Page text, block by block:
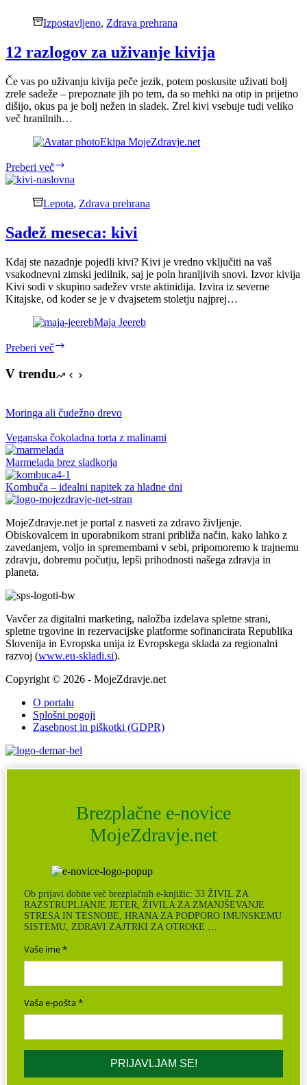
Izpostavljeno, Zdrava prehrana
12 razlogov za uživanje kivija
Če vas po uživanju kivija peče jezik, potem poskusite uživati bolj
zrele sadeže – prepoznate jih po tem, da so mehki na otip in prijetno
dišijo, okus pa je bolj nežen in sladek. Zrel kivi vsebuje tudi veliko
več hranilnih…
Ekipa MojeZdravje.net
Preberi več
razlogov
uživanje
Lepota, Zdrava prehrana
Sadež meseca: kivi
Kdaj ste nazadnje pojedli kivi? Kivi je vredno vključiti na vaš
vsakodnevni zimski jedilnik, saj je poln hranljivih snovi. Izvor kivija
Kivi sodi v skupino sadežev vrste aktinidija. Izvira iz severne
Kitajske, od koder se je v dvajsetem stoletju najprej…
Maja Jeereb
Preberi več
V trendu
Moringa ali čudežno drevo
Veganska čokoladna torta z malinami
Marmelada brez sladkorja
Kombuča – idealni napitek za hladne dni
MojeZdravje.net je portal z nasveti za zdravo življenje.
Obiskovalcem in uporabnikom strani približa način, kako lahko z
zavedanjem, voljo in spremembami v sebi, pripomoremo k trajnemu
zdravju, dobremu počutju, lepši prihodnosti našega zdravja in
planeta.
Vavčer za digitalni marketing, naložba izdelava spletne strani,
spletne trgovine in rezervacijske platforme sofinancirata Republika
Slovenija in Evropska unija iz Evropskega sklada za regionalni
razvoj (www.eu-skladi.si).
Copyright © 2026 - MojeZdravje.net
O portalu
Splošni pogoji
Zasebnost in piškotki (GDPR)
Brezplačne e-novice
MojeZdravje.net
Ob prijavi dobite več brezplačnih e-knjižic: 33 ŽIVIL ZA
RAZSTRUPLJANJE JETER, ŽIVILA ZA ZMANJŠEVANJE
STRESA IN TESNOBE, HRANA ZA PODPORO IMUNSKEMU
SISTEMU, ZDRAVI ZAJTRKI ZA OTROKE …
Vaše ime
Vaša e-pošta
PRIJAVLJAM SE!